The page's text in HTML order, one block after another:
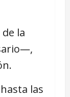
la
las